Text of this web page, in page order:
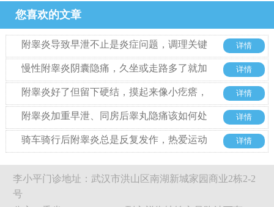
您喜欢的文章
附睾炎导致早泄不止是炎症问题，调理关键
在于这几点
详情
慢性附睾炎阴囊隐痛，久坐或走路多了就加
重该怎么办
详情
附睾炎好了但留下硬结，摸起来像小疙瘩，
是癌吗?
详情
附睾炎加重早泄、同房后睾丸隐痛该如何处
理
详情
骑车骑行后附睾炎总是反复发作，热爱运动
详情
李小平门诊地址：武汉市洪山区南湖新城家园商业2栋2-2
号